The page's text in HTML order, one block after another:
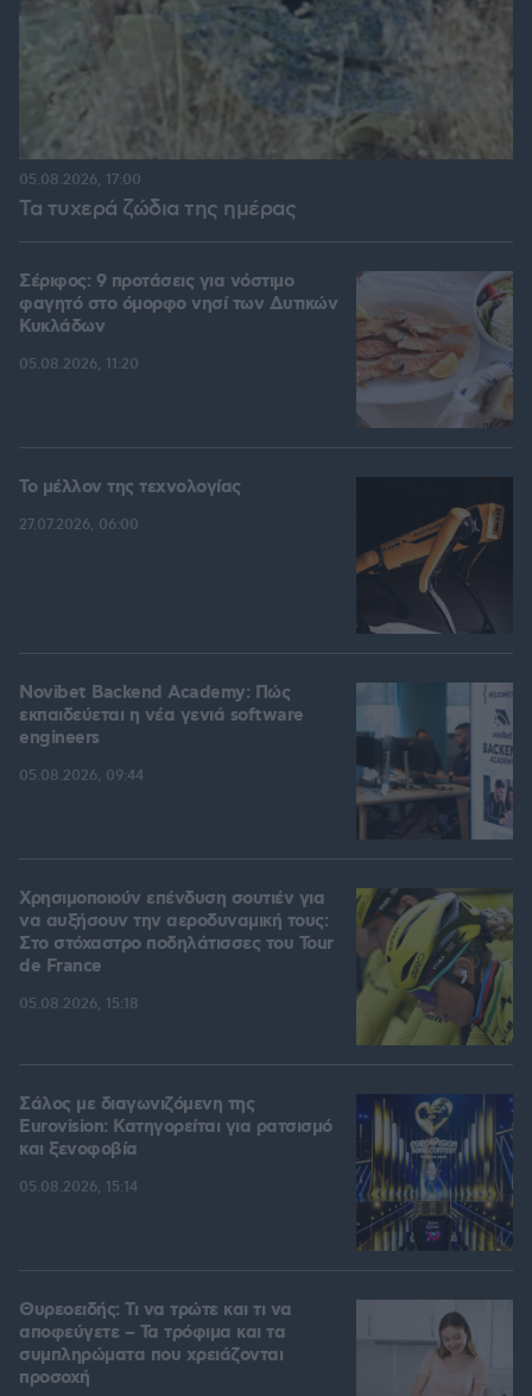
Τα τυχερά ζώδια της ημέρας
05.08.2026, 17:00
Σέριφος: 9 προτάσεις για νόστιμο
φαγητό στο όμορφο νησί των Δυτικών
Κυκλάδων
05.08.2026, 11:20
Το μέλλον της τεχνολογίας
27.07.2026, 06:00
Novibet Backend Academy: Πώς
εκπαιδεύεται η νέα γενιά software
engineers
05.08.2026, 09:44
Χρησιμοποιούν επένδυση σουτιέν για
να αυξήσουν την αεροδυναμική τους:
Στο στόχαστρο ποδηλάτισσες του Tour
de France
05.08.2026, 15:18
Σάλος με διαγωνιζόμενη της
Eurovision: Κατηγορείται για ρατσισμό
και ξενοφοβία
05.08.2026, 15:14
Θυρεοειδής: Τι να τρώτε και τι να
αποφεύγετε – Τα τρόφιμα και τα
συμπληρώματα που χρειάζονται
προσοχή